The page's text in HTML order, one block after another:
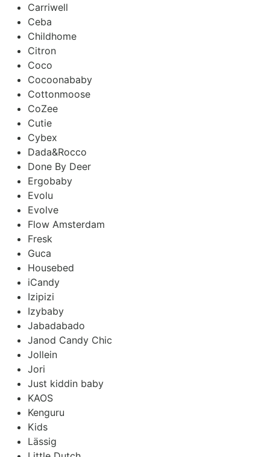
Carriwell
Ceba
Childhome
Citron
Coco
Cocoonababy
Cottonmoose
CoZee
Cutie
Cybex
Dada&Rocco
Done By Deer
Ergobaby
Evolu
Evolve
Flow Amsterdam
Fresk
Guca
Housebed
iCandy
Izipizi
Izybaby
Jabadabado
Janod Candy Chic
Jollein
Jori
Just kiddin baby
KAOS
Kenguru
Kids
Lässig